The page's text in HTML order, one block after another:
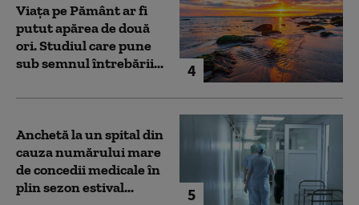
4
Viața pe Pământ ar fi
putut apărea de două
ori. Studiul care pune
sub semnul întrebării...
5
Anchetă la un spital din
cauza numărului mare
de concedii medicale în
plin sezon estival...